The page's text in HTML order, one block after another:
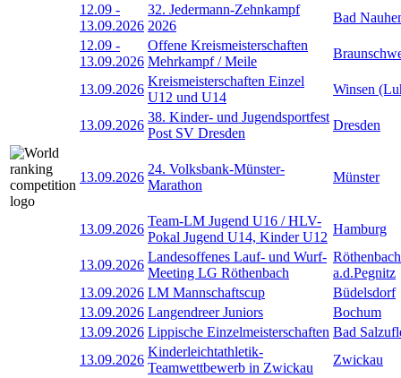
12.09 -
13.09.2026
32. Jedermann-Zehnkampf
2026
Bad
12.09 -
13.09.2026
Offene Kreismeisterschaften
Mehrkampf / Meile
13.09.2026
Kreismeisterschaften Einzel
U12 und U14
Winsen
13.09.2026
38. Kinder- und Jugendsportfest
Post SV Dresden
Dresden
13.09.2026
24. Volksbank-Münster-
Marathon
Münster
13.09.2026
Team-LM Jugend U16 / HLV-
Pokal Jugend U14, Kinder U12
Hamburg
13.09.2026
Landesoffenes Lauf- und Wurf-
Meeting LG Röthenbach
Röthenbach
a.d.Pegnitz
13.09.2026 LM Mannschaftscup
Büdelsdorf
13.09.2026 Langendreer Juniors
Bochum
13.09.2026 Lippische Einzelmeisterschaften Bad
13.09.2026
Kinderleichtathletik-
Teamwettbewerb in Zwickau
Zwickau